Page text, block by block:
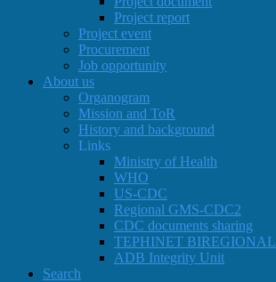
Project report
Project event
Procurement
Job opportunity
About us
Organogram
Mission and ToR
History and background
Links
Ministry of Health
WHO
US-CDC
Regional GMS-CDC2
CDC documents sharing
TEPHINET BIREGIONAL
ADB Integrity Unit
Search